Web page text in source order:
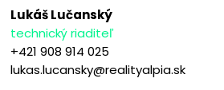
Lukáš Lučanský
technický riaditeľ
+421 908 914 025
lukas.lucansky@realityalpia.sk